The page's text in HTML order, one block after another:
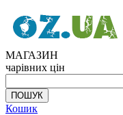
МАГАЗИН
чарівних цін
Кошик